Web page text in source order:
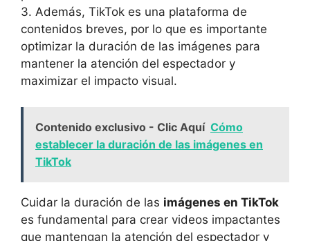
3.⁣ Además, TikTok es una plataforma de
contenidos breves, por lo⁢ que es importante
optimizar la​ duración de las‍ imágenes para⁢
mantener la atención del espectador y
maximizar el⁣ impacto visual.
Contenido exclusivo - Clic Aquí Cómo
establecer la duración de las imágenes en
TikTok
Cuidar la duración de las imágenes en⁢ TikTok
es fundamental para ‌crear⁤ videos impactantes
que‍ mantengan la atención del espectador y